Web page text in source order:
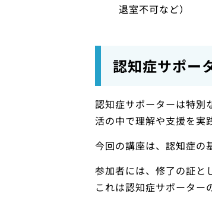
退室不可など）
認知症サポー
認知症サポーターは特別
活の中で理解や支援を実
今回の講座は、認知症の
参加者には、修了の証と
これは認知症サポーター